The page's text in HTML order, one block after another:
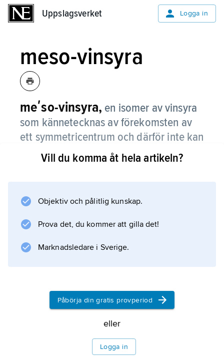
Uppslagsverket Logga in
meso-vinsyra
meʹso-vinsyra, en isomer av vinsyra
som kännetecknas av förekomsten av
ett symmetricentrum och därför inte kan
existera i optiskt aktiv form.
.
Information om artikeln
Vill du komma åt hela artikeln?
Objektiv och pålitlig kunskap.
Prova det, du kommer att gilla det!
Marknadsledare i Sverige.
Påbörja din gratis provperiod
eller
Logga in